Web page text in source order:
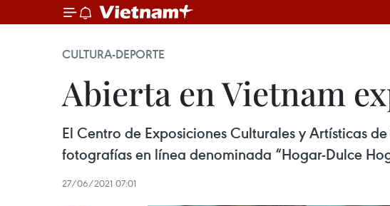
CULTURA-DEPORTE
Abierta en Vietnam
El Centro de Exposiciones Culturales y Artísticas
fotografías en línea denominada “Hogar-Dulce
27/06/2021 07:01